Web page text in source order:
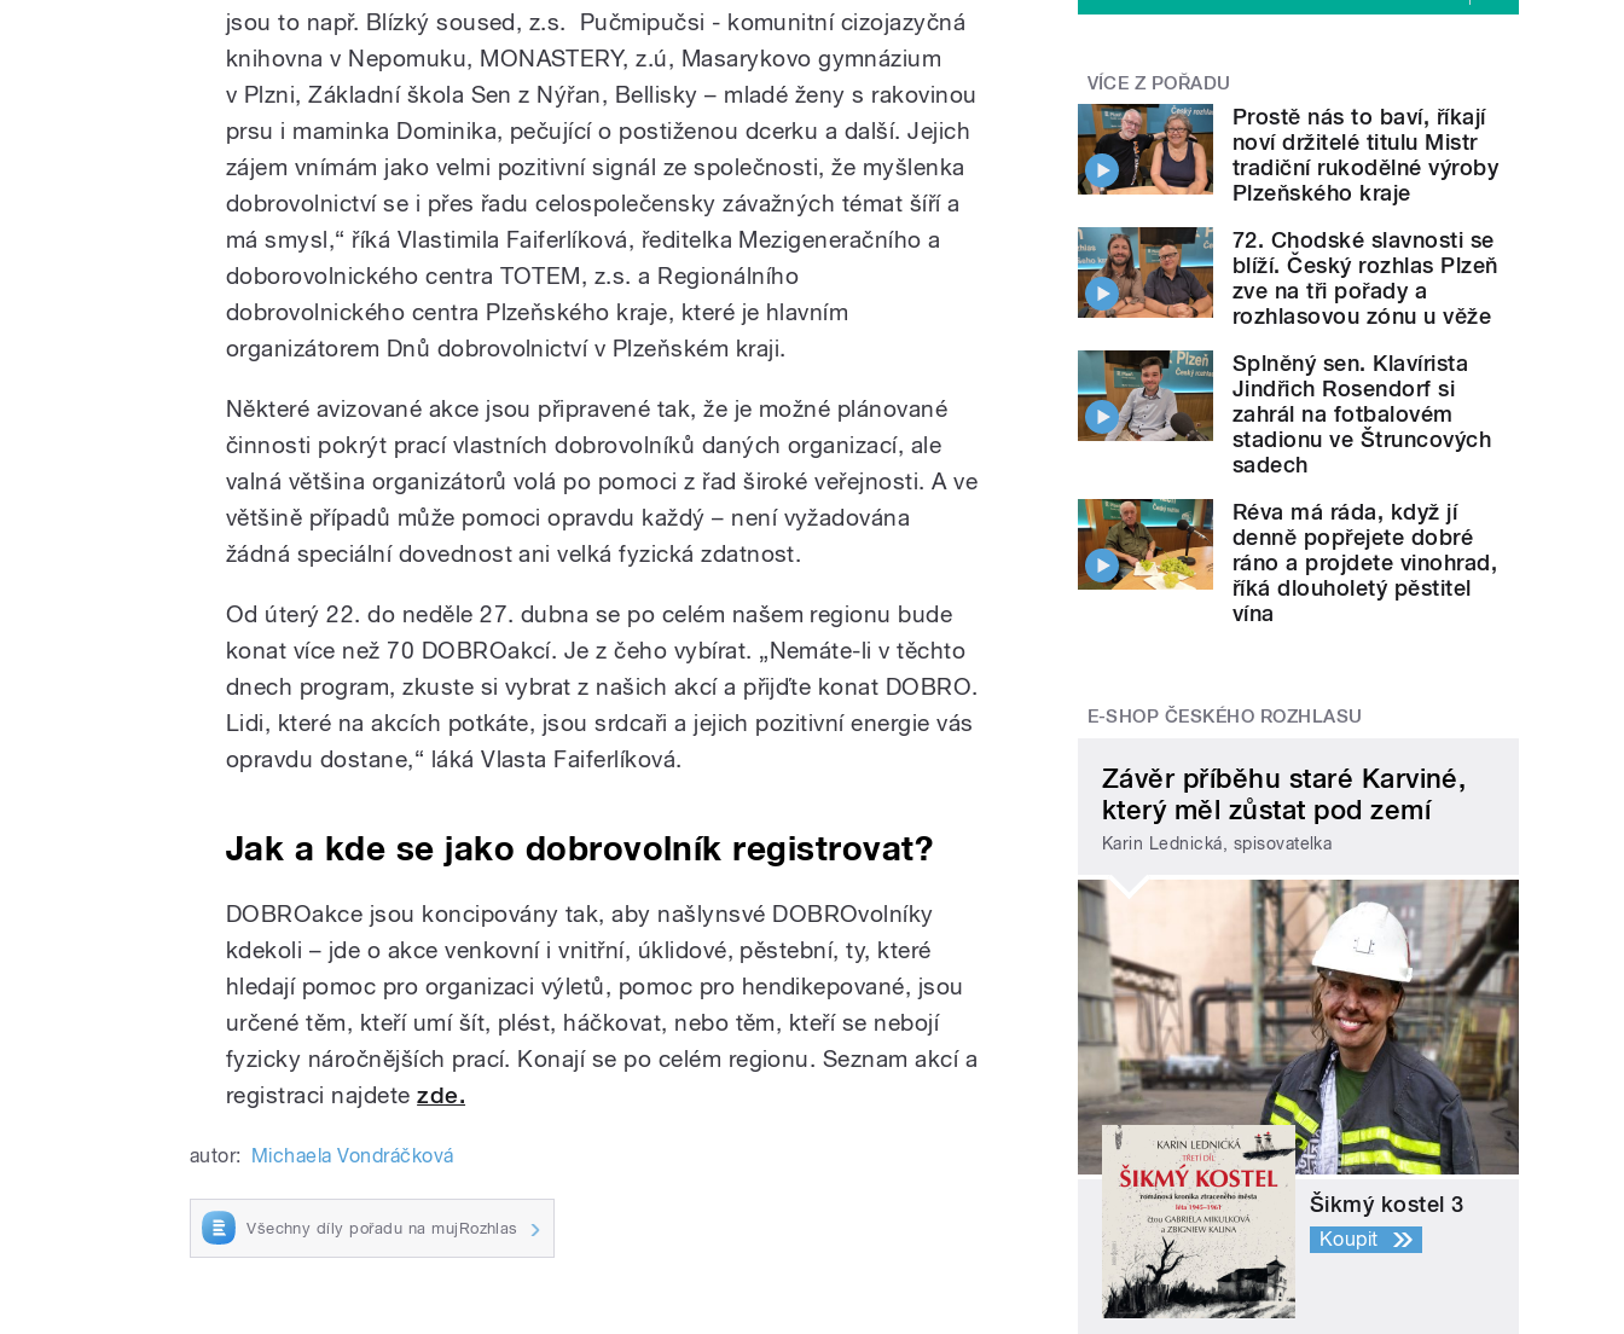
jsou to např. Blízký soused, z.s. Pučmipučsi - komunitní cizojazyčná
knihovna v Nepomuku, MONASTERY, z.ú, Masarykovo gymnázium
v Plzni, Základní škola Sen z Nýřan, Bellisky – mladé ženy s rakovinou
prsu i maminka Dominika, pečující o postiženou dcerku a další. Jejich
zájem vnímám jako velmi pozitivní signál ze společnosti, že myšlenka
dobrovolnictví se i přes řadu celospolečensky závažných témat šíří a
má smysl,“ říká Vlastimila Faiferlíková, ředitelka Mezigeneračního a
doborovolnického centra TOTEM, z.s. a Regionálního
dobrovolnického centra Plzeňského kraje, které je hlavním
organizátorem Dnů dobrovolnictví v Plzeňském kraji.
Některé avizované akce jsou připravené tak, že je možné plánované
činnosti pokrýt prací vlastních dobrovolníků daných organizací, ale
valná většina organizátorů volá po pomoci z řad široké veřejnosti. A ve
většině případů může pomoci opravdu každý – není vyžadována
žádná speciální dovednost ani velká fyzická zdatnost.
Od úterý 22. do neděle 27. dubna se po celém našem regionu bude
konat více než 70 DOBROakcí. Je z čeho vybírat. „Nemáte-li v těchto
dnech program, zkuste si vybrat z našich akcí a přijďte konat DOBRO.
Lidi, které na akcích potkáte, jsou srdcaři a jejich pozitivní energie vás
opravdu dostane,“ láká Vlasta Faiferlíková.
Jak a kde se jako dobrovolník registrovat?
DOBROakce jsou koncipovány tak, aby našlynsvé DOBROvolníky
kdekoli – jde o akce venkovní i vnitřní, úklidové, pěstební, ty, které
hledají pomoc pro organizaci výletů, pomoc pro hendikepované, jsou
určené těm, kteří umí šít, plést, háčkovat, nebo těm, kteří se nebojí
fyzicky náročnějších prací. Konají se po celém regionu. Seznam akcí a
registraci najdetezde.
autor: Michaela Vondráčková
Všechny díly pořadu na mujRozhlas
VÍCE Z POŘADU
Prostě nás to baví, říkají
noví držitelé titulu Mistr
tradiční rukodělné výroby
Plzeňského kraje
72. Chodské slavnosti se
blíží. Český rozhlas Plzeň
zve na tři pořady a
rozhlasovou zónu u věže
Splněný sen. Klavírista
Jindřich Rosendorf si
zahrál na fotbalovém
stadionu ve Štruncových
sadech
Réva má ráda, když jí
denně popřejete dobré
ráno a projdete vinohrad,
říká dlouholetý pěstitel
vína
E-SHOP ČESKÉHO ROZHLASU
Závěr příběhu staré Karviné,
který měl zůstat pod zemí
Karin Lednická, spisovatelka
Šikmý kostel 3
Koupit